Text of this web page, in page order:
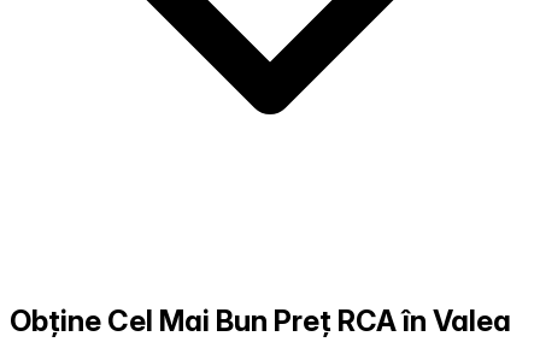
Obține Cel Mai Bun Preț RCA în Valea